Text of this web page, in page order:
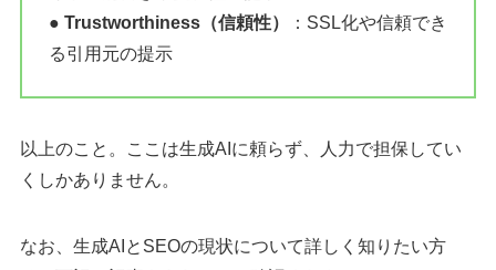
● Trustworthiness（信頼性）
：SSL化や信頼でき
る引用元の提示
以上のこと。ここは生成AIに頼らず、人力で担保してい
くしかありません。
なお、生成AIとSEOの現状について詳しく知りたい方